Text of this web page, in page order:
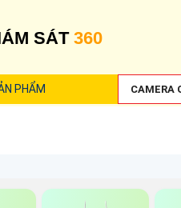
SÁT 360
PHẨM CAMERA